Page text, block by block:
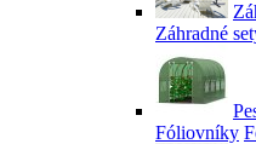
Záhradné
Fóliovníky